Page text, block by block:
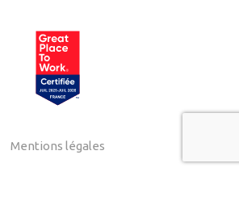
Mentions légales